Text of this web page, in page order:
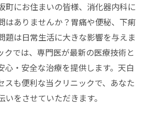
町にお住まいの皆様、消化器内科に
はありませんか？胃痛や便秘、下痢
題は日常生活に大きな影響を与えま
クでは、専門医が最新の医療技術と
心・安全な治療を提供します。天白
スも便利な当クリニックで、あなた
をさせていただきます。